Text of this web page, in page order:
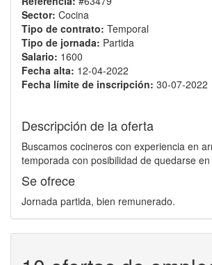
Sector: Cocina
Tipo de contrato: Temporal
Tipo de jornada: Partida
Salario: 1600
Fecha alta: 12-04-2022
Fecha límite de inscripción: 30-07-2022
Descripción de la oferta
Buscamos cocineros con experiencia en
temporada con posibilidad de quedarse
Se ofrece
Jornada partida, bien remunerado.